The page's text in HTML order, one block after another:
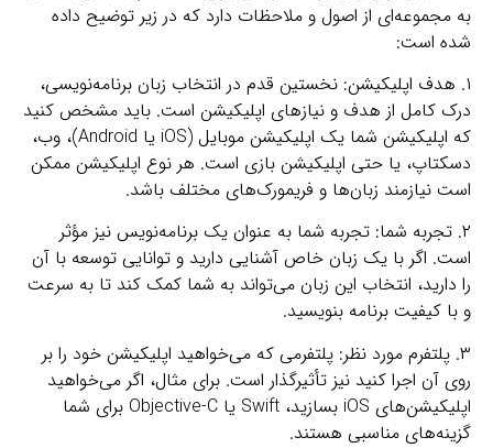
به مجموعه‌ای از اصول و ملاحظات دارد که در زیر توضیح داده
شده است:
۱. هدف اپلیکیشن: نخستین قدم در انتخاب زبان برنامه‌نویسی،
درک کامل از هدف و نیاز‌های اپلیکیشن است. باید مشخص کنید
که اپلیکیشن شما یک اپلیکیشن موبایل (iOS یا Android)، وب،
دسکتاپ، یا حتی اپلیکیشن بازی است. هر نوع اپلیکیشن ممکن
است نیازمند زبان‌ها و فریمورک‌های مختلف باشد.
۲. تجربه شما: تجربه شما به عنوان یک برنامه‌نویس نیز مؤثر
است. اگر با یک زبان خاص آشنایی دارید و توانایی توسعه با آن
را دارید، انتخاب این زبان می‌تواند به شما کمک کند تا به سرعت
و با کیفیت برنامه بنویسید.
۳. پلتفرم مورد نظر: پلتفرمی که می‌خواهید اپلیکیشن خود را بر
روی آن اجرا کنید نیز تأثیرگذار است. برای مثال، اگر می‌خواهید
اپلیکیشن‌های iOS بسازید، Swift یا Objective-C برای شما
گزینه‌های مناسبی هستند.